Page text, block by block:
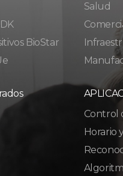
BioStar
Salud
Control
Horario